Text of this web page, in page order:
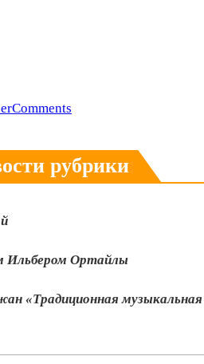
рубрики
Ильбером Ортайлы
«Традиционная